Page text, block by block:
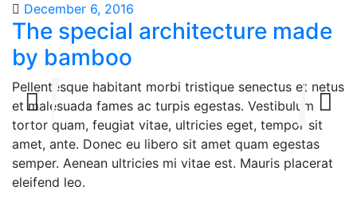
December 6, 2016
The special architecture made
by bamboo
Pellentesque habitant morbi tristique senectus et netus
et malesuada fames ac turpis egestas. Vestibulum
tortor quam, feugiat vitae, ultricies eget, tempor sit
amet, ante. Donec eu libero sit amet quam egestas
semper. Aenean ultricies mi vitae est. Mauris placerat
eleifend leo.